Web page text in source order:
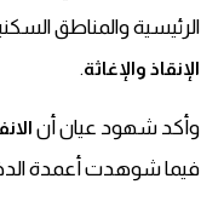
الرئيسية والمناطق
الإنقاذ والإغاثة.
وأكد شهود عيان أن
فيما شوهدت أعمدة